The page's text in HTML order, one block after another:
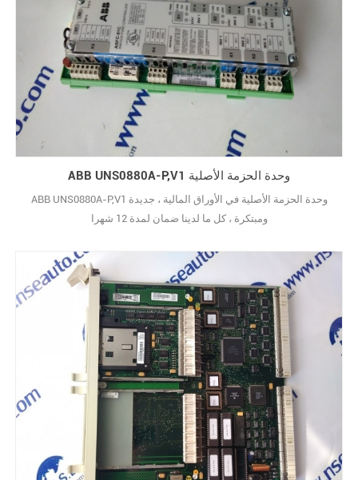
ABB UNS0880A-P,V1 وحدة الحزمة الأصلية
ABB UNS0880A-P,V1 وحدة الحزمة الأصلية في الأوراق المالية ، جديدة
ومبتكرة ، كل ما لدينا ضمان لمدة 12 شهرا